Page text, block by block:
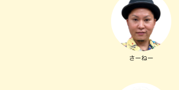
さーねー